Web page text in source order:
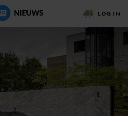
LOG IN